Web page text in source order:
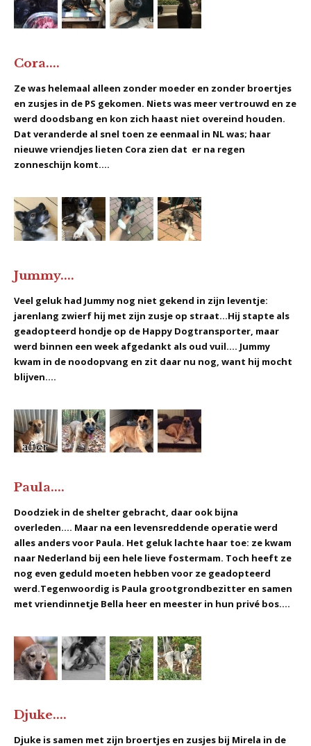
Cora....
Ze was helemaal alleen zonder moeder en zonder broertjes
en zusjes in de PS gekomen. Niets was meer vertrouwd en ze
werd doodsbang en kon zich haast niet overeind houden.
Dat veranderde al snel toen ze eenmaal in NL was; haar
nieuwe vriendjes lieten Cora zien dat er na regen
zonneschijn komt....
Jummy....
Veel geluk had Jummy nog niet gekend in zijn leventje:
jarenlang zwierf hij met zijn zusje op straat...Hij stapte als
geadopteerd hondje op de Happy Dogtransporter, maar
werd binnen een week afgedankt als oud vuil.... Jummy
kwam in de noodopvang en zit daar nu nog, want hij mocht
blijven....
Paula....
Doodziek in de shelter gebracht, daar ook bijna
overleden.... Maar na een levensreddende operatie werd
alles anders voor Paula. Het geluk lachte haar toe: ze kwam
naar Nederland bij een hele lieve fostermam. Toch heeft ze
nog even geduld moeten hebben voor ze geadopteerd
werd.Tegenwoordig is Paula grootgrondbezitter en samen
met vriendinnetje Bella heer en meester in hun privé bos....
Djuke....
Djuke is samen met zijn broertjes en zusjes bij Mirela in de